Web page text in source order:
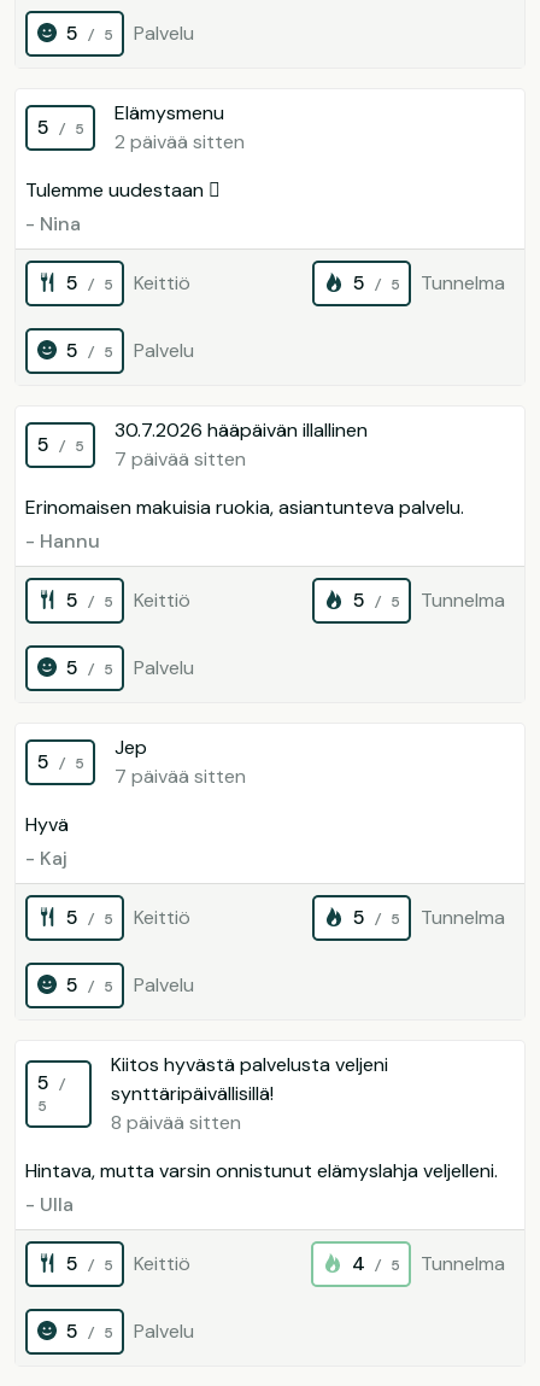
5 / 5 Palvelu
5 / 5
Elämysmenu
2 päivää sitten
Tulemme uudestaan 
- Nina
5 / 5 Keittiö 5 / 5 Tunnelma
5 / 5 Palvelu
5 / 5
30.7.2026 hääpäivän illallinen
7 päivää sitten
Erinomaisen makuisia ruokia, asiantunteva palvelu.
- Hannu
5 / 5 Keittiö 5 / 5 Tunnelma
5 / 5 Palvelu
5 / 5
Jep
7 päivää sitten
Hyvä
- Kaj
5 / 5 Keittiö 5 / 5 Tunnelma
5 / 5 Palvelu
5 /
5
Kiitos hyvästä palvelusta veljeni
synttäripäivällisillä!
8 päivää sitten
Hintava, mutta varsin onnistunut elämyslahja veljelleni.
- Ulla
5 / 5 Keittiö 4 / 5 Tunnelma
5 / 5 Palvelu